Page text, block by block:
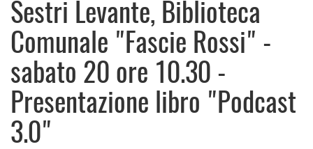
Sestri Levante, Biblioteca
Comunale "Fascie Rossi" -
sabato 20 ore 10.30 -
Presentazione libro "Podcast
3.0"